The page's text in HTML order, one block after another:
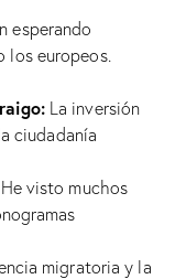
esperando
los europeos.
La inversión
ciudadanía
He visto muchos
migratoria y la